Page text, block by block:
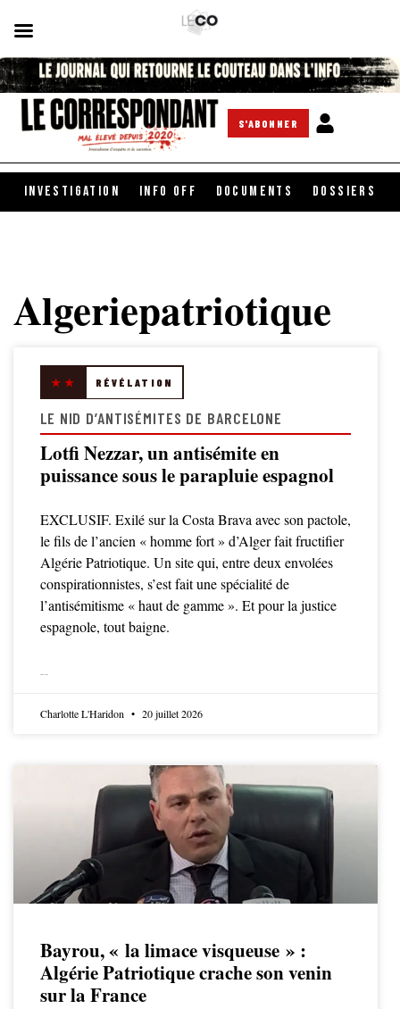
S'ABONNER
INVESTIGATION INFO OFF DOCUMENTS DOSSIERS
Algeriepatriotique
★★ RÉVÉLATION
LE NID D’ANTISÉMITES DE BARCELONE
Lotfi Nezzar, un antisémite en
puissance sous le parapluie espagnol
EXCLUSIF. Exilé sur la Costa Brava avec son pactole,
le fils de l’ancien « homme fort » d’Alger fait fructifier
Algérie Patriotique. Un site qui, entre deux envolées
conspirationnistes, s’est fait une spécialité de
l’antisémitisme « haut de gamme ». Et pour la justice
espagnole, tout baigne.
Charlotte L'Haridon 20 juillet 2026
Bayrou, « la limace visqueuse » :
Algérie Patriotique crache son venin
sur la France